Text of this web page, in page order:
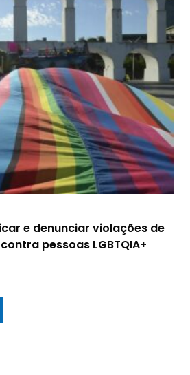
e denunciar violações de
pessoas LGBTQIA+